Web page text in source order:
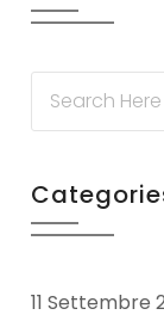
11 Settembre